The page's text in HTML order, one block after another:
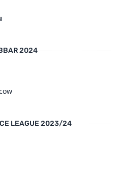
2024
LEAGUE 2023/24